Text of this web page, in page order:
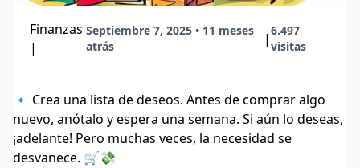
Finanzas
|
Septiembre 7, 2025 • 11 meses
atrás
| 6.497
visitas
🔹 Crea una lista de deseos. Antes de comprar algo
nuevo, anótalo y espera una semana. Si aún lo deseas,
¡adelante! Pero muchas veces, la necesidad se
desvanece. 🛒💸